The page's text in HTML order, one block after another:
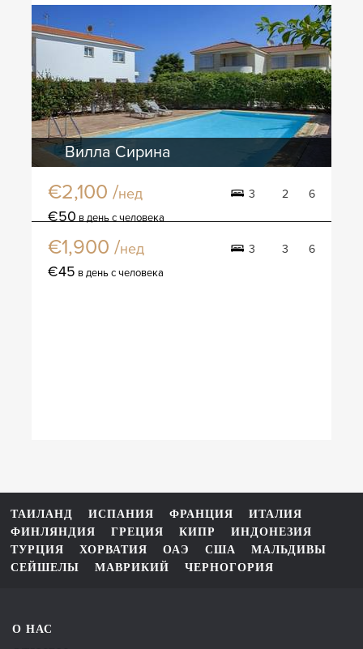
Вилла Сирина
€2,100 /нед 3 2 6
€50 в день с человека
Вилла Киссонерга
€1,900 /нед 3 3 6
€45 в день с человека
ТАИЛАНД ИСПАНИЯ ФРАНЦИЯ
ИТАЛИЯ
ФИНЛЯНДИЯ
ГРЕЦИЯ КИПР
ИНДОНЕЗИЯ
ТУРЦИЯ
ХОРВАТИЯ ОАЭ США
МАЛЬДИВЫ
СЕЙШЕЛЫ
МАВРИКИЙ ЧЕРНОГОРИЯ
О НАС